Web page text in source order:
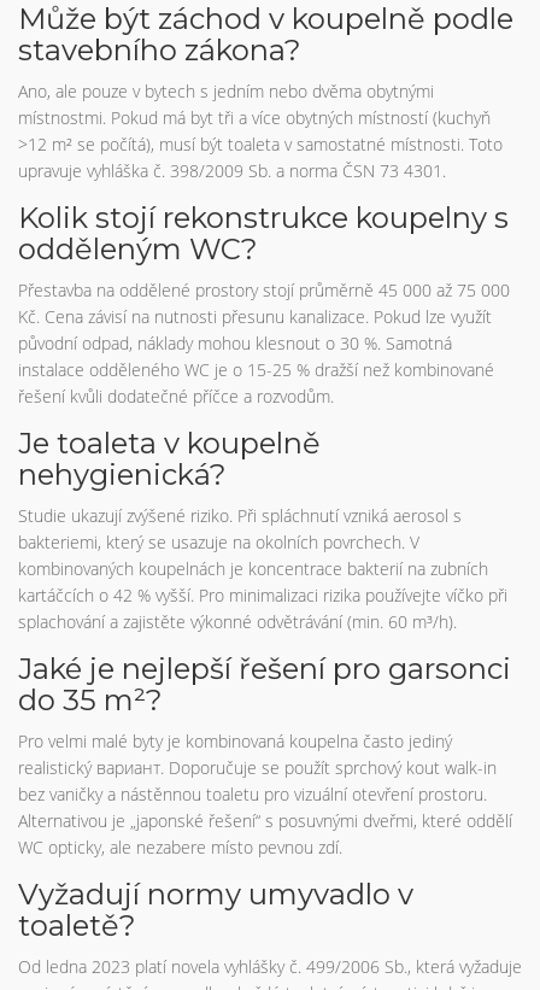
Může být záchod v koupelně podle
stavebního zákona?
Ano, ale pouze v bytech s jedním nebo dvěma obytnými
místnostmi. Pokud má byt tři a více obytných místností (kuchyň
>12 m² se počítá), musí být toaleta v samostatné místnosti. Toto
upravuje vyhláška č. 398/2009 Sb. a norma ČSN 73 4301.
Kolik stojí rekonstrukce koupelny s
odděleným WC?
Přestavba na oddělené prostory stojí průměrně 45 000 až 75 000
Kč. Cena závisí na nutnosti přesunu kanalizace. Pokud lze využít
původní odpad, náklady mohou klesnout o 30 %. Samotná
instalace odděleného WC je o 15-25 % dražší než kombinované
řešení kvůli dodatečné příčce a rozvodům.
Je toaleta v koupelně
nehygienická?
Studie ukazují zvýšené riziko. Při spláchnutí vzniká aerosol s
bakteriemi, který se usazuje na okolních povrchech. V
kombinovaných koupelnách je koncentrace bakterií na zubních
kartáčcích o 42 % vyšší. Pro minimalizaci rizika používejte víčko při
splachování a zajistěte výkonné odvětrávání (min. 60 m³/h).
Jaké je nejlepší řešení pro garsonci
do 35 m²?
Pro velmi malé byty je kombinovaná koupelna často jediný
realistický вариант. Doporučuje se použít sprchový kout walk-in
bez vaničky a nástěnnou toaletu pro vizuální otevření prostoru.
Alternativou je „japonské řešení“ s posuvnými dveřmi, které oddělí
WC opticky, ale nezabere místo pevnou zdí.
Vyžadují normy umyvadlo v
toaletě?
Od ledna 2023 platí novela vyhlášky č. 499/2006 Sb., která vyžaduje